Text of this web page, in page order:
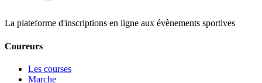
La plateforme d'inscriptions en ligne aux évènements sportives
Coureurs
Les courses
Marche